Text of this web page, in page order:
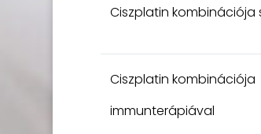
Ciszplatin kombinációja
Ciszplatin kombinációja
immunterápiával